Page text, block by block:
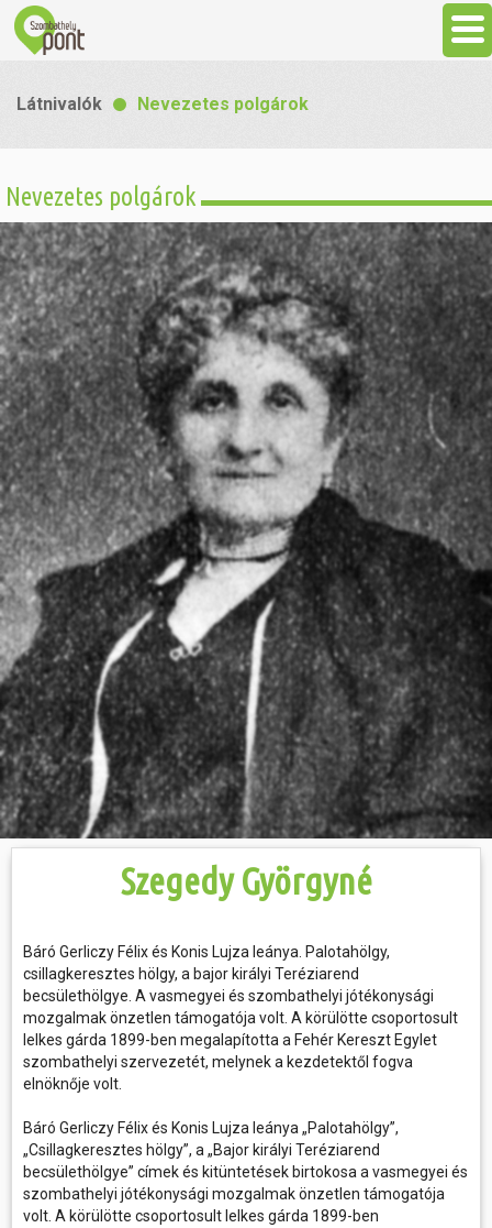
Látnivalók
Gasztronómia
Szállás
Sport
Szabadidő
Hasznos
Látnivalók Nevezetes polgárok
Nevezetes polgárok
Szegedy Györgyné
Báró Gerliczy Félix és Konis Lujza leánya. Palotahölgy,
csillagkeresztes hölgy, a bajor királyi Teréziarend
becsülethölgye. A vasmegyei és szombathelyi jótékonysági
mozgalmak önzetlen támogatója volt. A körülötte csoportosult
lelkes gárda 1899-ben megalapította a Fehér Kereszt Egylet
szombathelyi szervezetét, melynek a kezdetektől fogva
elnöknője volt.
Báró Gerliczy Félix és Konis Lujza leánya „Palotahölgy”,
„Csillagkeresztes hölgy”, a „Bajor királyi Teréziarend
becsülethölgye” címek és kitüntetések birtokosa a vasmegyei és
szombathelyi jótékonysági mozgalmak önzetlen támogatója
volt. A körülötte csoportosult lelkes gárda 1899-ben